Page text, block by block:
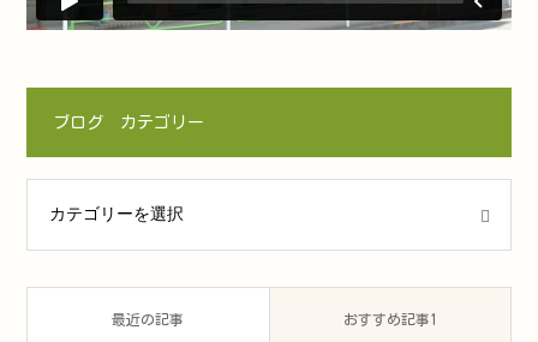
ブログ カテゴリー
最近の記事 おすすめ記事1